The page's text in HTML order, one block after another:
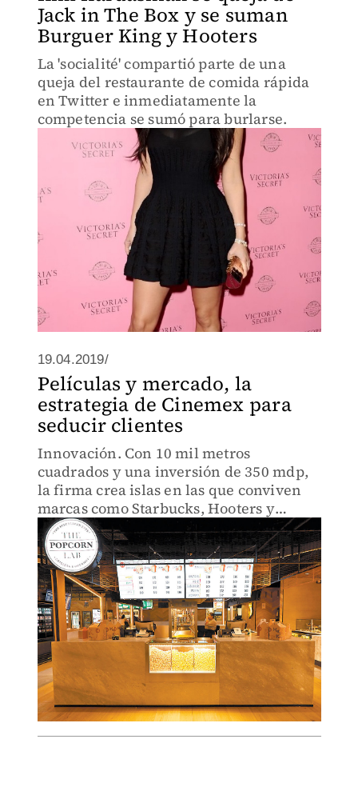
Jack in The Box y se suman
Burguer King y Hooters
La 'socialité' compartió parte de una
queja del restaurante de comida rápida
en Twitter e inmediatamente la
competencia se sumó para burlarse.
19.04.2019/
Películas y mercado, la
estrategia de Cinemex para
seducir clientes
Innovación. Con 10 mil metros
cuadrados y una inversión de 350 mdp,
la firma crea islas en las que conviven
marcas como Starbucks, Hooters y
Minimoshi.